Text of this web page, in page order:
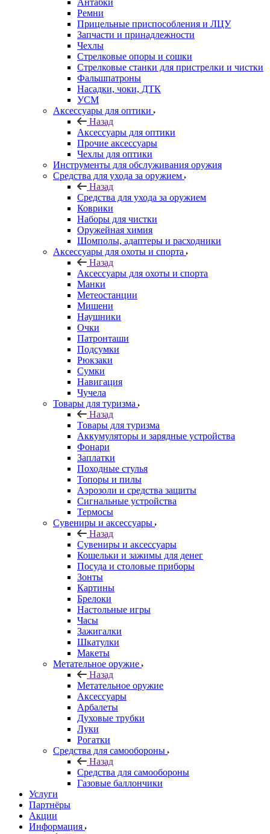
Антабки
Ремни
Прицельные приспособления и ЛЦУ
Запчасти и принадлежности
Чехлы
Стрелковые опоры и сошки
Стрелковые станки для пристрелки и чистки
Фальшпатроны
Насадки, чоки, ДТК
УСМ
Аксессуары для оптики
Назад
Аксессуары для оптики
Прочие аксессуары
Чехлы для оптики
Инструменты для обслуживания оружия
Средства для ухода за оружием
Назад
Средства для ухода за оружием
Коврики
Наборы для чистки
Оружейная химия
Шомполы, адаптеры и расходники
Аксессуары для охоты и спорта
Назад
Аксессуары для охоты и спорта
Манки
Метеостанции
Мишени
Наушники
Очки
Патронташи
Подсумки
Рюкзаки
Сумки
Навигация
Чучела
Товары для туризма
Назад
Товары для туризма
Аккумуляторы и зарядные устройства
Фонари
Заплатки
Походные стулья
Топоры и пилы
Аэрозоли и средства защиты
Сигнальные устройства
Термосы
Сувениры и аксессуары
Назад
Сувениры и аксессуары
Кошельки и зажимы для денег
Посуда и столовые приборы
Зонты
Картины
Брелоки
Настольные игры
Часы
Зажигалки
Шкатулки
Макеты
Метательное оружие
Назад
Метательное оружие
Аксессуары
Арбалеты
Духовые трубки
Луки
Рогатки
Средства для самообороны
Назад
Средства для самообороны
Газовые баллончики
Услуги
Партнёры
Акции
Информация